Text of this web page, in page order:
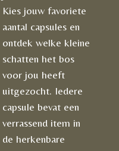
Kies jouw favoriete
aantal capsules en
ontdek welke kleine
schatten het bos
voor jou heeft
uitgezocht. Iedere
capsule bevat een
verrassend item in
de herkenbare